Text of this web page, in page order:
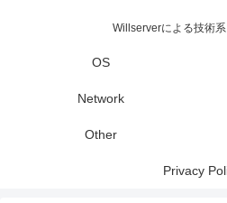
Willserverによる技術系
OS
Network
Other
Privacy